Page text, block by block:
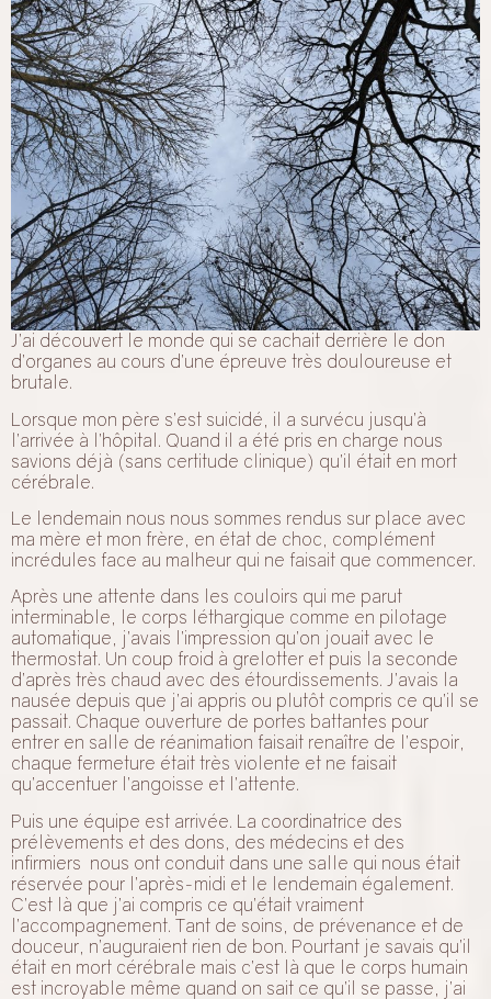
J’ai découvert le monde qui se cachait derrière le don
d’organes au cours d’une épreuve très douloureuse et
brutale.
Lorsque mon père s’est suicidé, il a survécu jusqu’à
l’arrivée à l’hôpital. Quand il a été pris en charge nous
savions déjà (sans certitude clinique) qu’il était en mort
cérébrale.
Le lendemain nous nous sommes rendus sur place avec
ma mère et mon frère, en état de choc, complément
incrédules face au malheur qui ne faisait que commencer.
Après une attente dans les couloirs qui me parut
interminable, le corps léthargique comme en pilotage
automatique, j’avais l’impression qu’on jouait avec le
thermostat. Un coup froid à grelotter et puis la seconde
d’après très chaud avec des étourdissements. J’avais la
nausée depuis que j’ai appris ou plutôt compris ce qu’il se
passait. Chaque ouverture de portes battantes pour
entrer en salle de réanimation faisait renaître de l’espoir,
chaque fermeture était très violente et ne faisait
qu’accentuer l’angoisse et l’attente.
Puis une équipe est arrivée. La coordinatrice des
prélèvements et des dons, des médecins et des
infirmiers nous ont conduit dans une salle qui nous était
réservée pour l’après-midi et le lendemain également.
C’est là que j’ai compris ce qu’était vraiment
l’accompagnement. Tant de soins, de prévenance et de
douceur, n’auguraient rien de bon. Pourtant je savais qu’il
était en mort cérébrale mais c’est là que le corps humain
est incroyable même quand on sait ce qu’il se passe, j’ai